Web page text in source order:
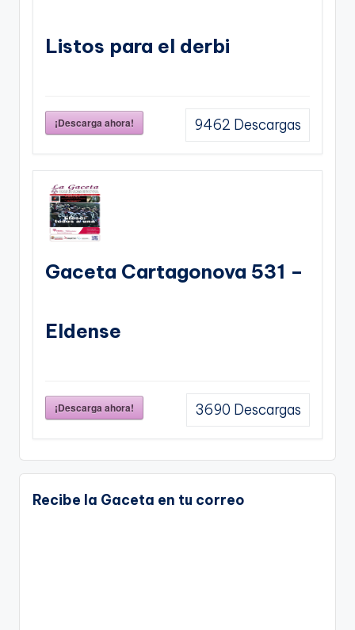
Listos para el derbi
¡Descarga ahora! 9462 Descargas
Gaceta Cartagonova 531 –
Eldense
¡Descarga ahora! 3690 Descargas
Recibe la Gaceta en tu correo